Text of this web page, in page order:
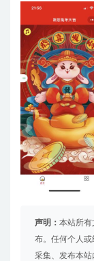
声明： 本站所有
布。任何个人或
采集、发布本